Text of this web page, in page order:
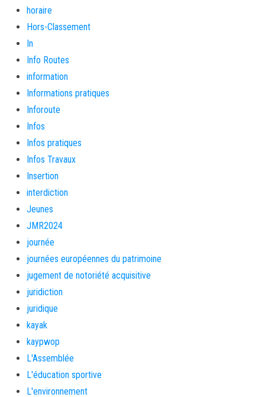
horaire
Hors-Classement
In
Info Routes
information
Informations pratiques
Inforoute
Infos
Infos pratiques
Infos Travaux
Insertion
interdiction
Jeunes
JMR2024
journée
journées européennes du patrimoine
jugement de notoriété acquisitive
juridiction
juridique
kayak
kaypwop
L'Assemblée
L'éducation sportive
L'environnement